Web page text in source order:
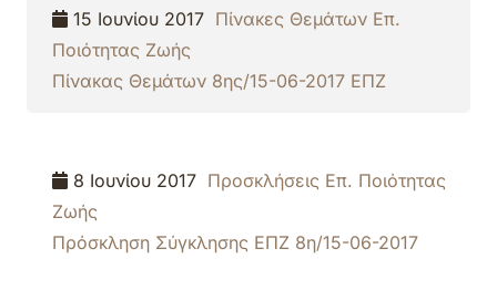
15 Ιουνίου 2017 Πίνακες Θεμάτων Επ.
Ποιότητας Ζωής
Πίνακας Θεμάτων 8ης/15-06-2017 ΕΠΖ
8 Ιουνίου 2017 Προσκλήσεις Επ. Ποιότητας
Ζωής
Πρόσκληση Σύγκλησης ΕΠΖ 8η/15-06-2017